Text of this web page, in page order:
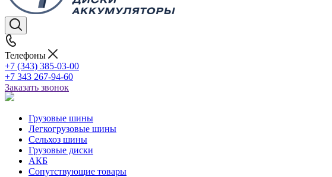
Телефоны
+7 (343) 385-03-00
+7 343 267-94-60
Заказать звонок
Грузовые шины
Легкогрузовые шины
Сельхоз шины
Грузовые диски
АКБ
Сопутствующие товары